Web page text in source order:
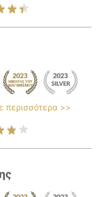
περισσότερα >>